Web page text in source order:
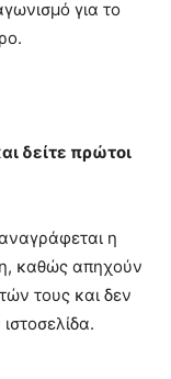
για το
δείτε πρώτοι
η
καθώς απηχούν
τους και δεν